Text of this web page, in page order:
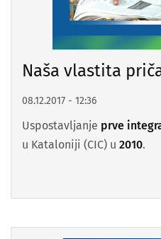
Naša vlastita
08.12.2017 - 12:36
Uspostavljanje prve
u Kataloniji (CIC) u 2010.